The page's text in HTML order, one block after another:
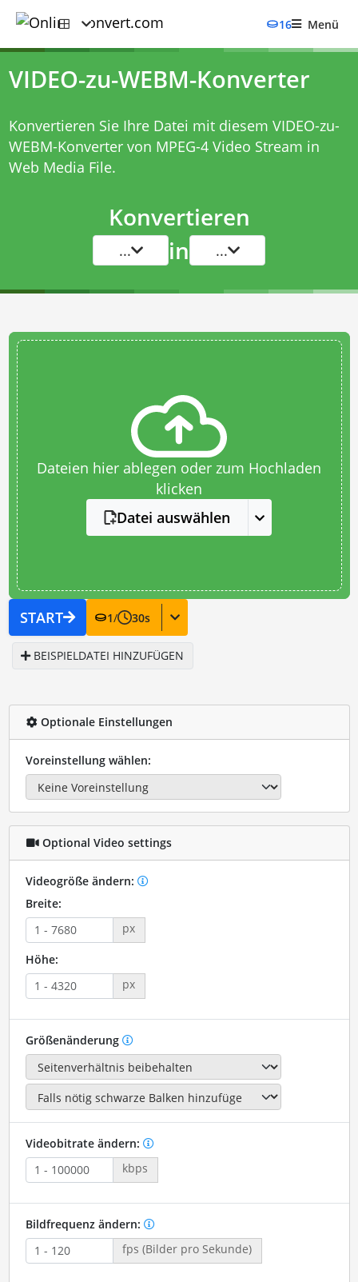
16 Menü
VIDEO-zu-WEBM-Konverter
Konvertieren Sie Ihre Datei mit diesem VIDEO-zu-
WEBM-Konvertervon MPEG-4 Video Stream in
Web Media File.
Konvertieren
... in ...
Dateien hier ablegen oder zum Hochladen
klicken
Datei auswählen
START 1/ 30s
BEISPIELDATEI HINZUFÜGEN
Optionale Einstellungen
Voreinstellung wählen:
Optional Video settings
Videogröße ändern:
Breite:
px
Höhe:
px
Größenänderung
Videobitrate ändern:
kbps
Bildfrequenz ändern:
fps (Bilder pro Sekunde)